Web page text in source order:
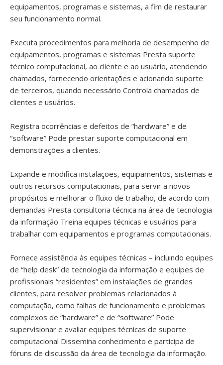
equipamentos, programas e sistemas, a fim de restaurar
seu funcionamento normal.
Executa procedimentos para melhoria de desempenho de
equipamentos, programas e sistemas Presta suporte
técnico computacional, ao cliente e ao usuário, atendendo
chamados, fornecendo orientações e acionando suporte
de terceiros, quando necessário Controla chamados de
clientes e usuários.
Registra ocorrências e defeitos de “hardware” e de
“software” Pode prestar suporte computacional em
demonstrações a clientes.
Expande e modifica instalações, equipamentos, sistemas e
outros recursos computacionais, para servir a novos
propósitos e melhorar o fluxo de trabalho, de acordo com
demandas Presta consultoria técnica na área de tecnologia
da informação Treina equipes técnicas e usuários para
trabalhar com equipamentos e programas computacionais.
Fornece assistência às equipes técnicas – incluindo equipes
de “help desk” de tecnologia da informação e equipes de
profissionais “residentes” em instalações de grandes
clientes, para resolver problemas relacionados à
computação, como falhas de funcionamento e problemas
complexos de “hardware” e de “software” Pode
supervisionar e avaliar equipes técnicas de suporte
computacional Dissemina conhecimento e participa de
fóruns de discussão da área de tecnologia da informação.